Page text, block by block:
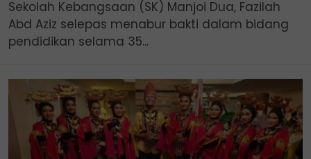
Sekolah Kebangsaan (SK) Manjoi Dua, Fazilah
Abd Aziz selepas menabur bakti dalam bidang
pendidikan selama 35...